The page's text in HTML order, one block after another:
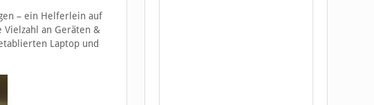
– ein Helferlein auf
Vielzahl an Geräten &
Laptop und